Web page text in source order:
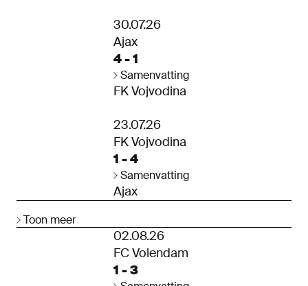
30.07.26
Ajax
4 - 1
FK Vojvodina
Samenvatting
23.07.26
FK Vojvodina
1 - 4
Ajax
Samenvatting
Toon meer
02.08.26
FC Volendam
1 - 3